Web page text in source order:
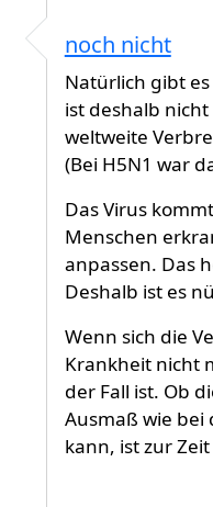
noch nicht
Natürlich gibt
ist deshalb
weltweite
(Bei H5N1 war
Das Virus
Menschen
anpassen. Das
Deshalb ist es
Wenn sich die
Krankheit nicht
der Fall ist. Ob
Ausmaß wie
kann, ist zur